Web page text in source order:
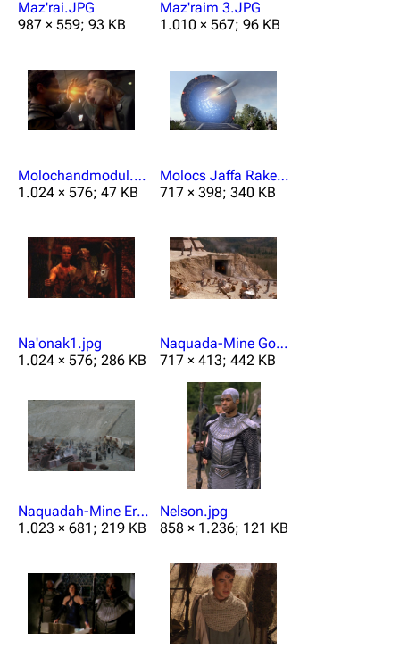
Maz'rai.JPG
987 × 559; 93 KB
Maz'raim 3.JPG
1.010 × 567; 96 KB
Molochandmodul.jpg
1.024 × 576; 47 KB
Molocs Jaffa Rakete.png
717 × 398; 340 KB
Na'onak1.jpg
1.024 × 576; 286 KB
Naquada-Mine Goa'uld.png
717 × 413; 442 KB
Naquadah-Mine Erebus.jpg
1.023 × 681; 219 KB
Nelson.jpg
858 × 1.236; 121 KB